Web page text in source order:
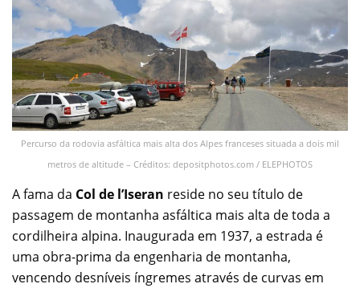
Percurso da rodovia asfáltica mais alta dos Alpes franceses situada a dois mil
metros de altitude – Créditos: depositphotos.com / ELEPHOTOS
A fama da Col de l’Iseran reside no seu título de
passagem de montanha asfáltica mais alta de toda a
cordilheira alpina. Inaugurada em 1937, a estrada é
uma obra-prima da engenharia de montanha,
vencendo desníveis íngremes através de curvas em